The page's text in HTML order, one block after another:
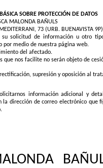
SOBRE PROTECCIÓN DE DATOS
MALONDA BAÑULS
73 (URB. BUENAVISTA
su solicitud de información u otro
por medio de nuestra página web.
del afectado.
que nos facilite no serán objeto de
supresión y oposición al
información adicional y
la dirección de correo electrónico que